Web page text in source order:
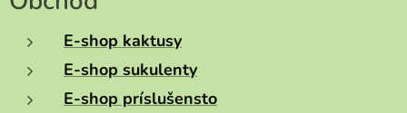
E-shop kaktusy
E-shop sukulenty
E-shop príslušensto